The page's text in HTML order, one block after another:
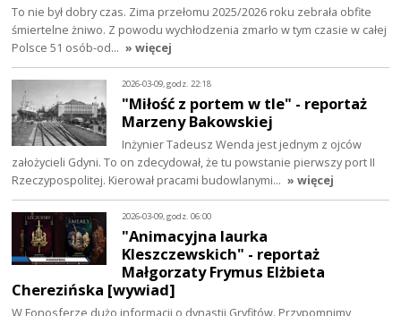
To nie był dobry czas. Zima przełomu 2025/2026 roku zebrała obfite
śmiertelne żniwo. Z powodu wychłodzenia zmarło w tym czasie w całej
Polsce 51 osób-od… » więcej
2026-03-09, godz. 22:18
"Miłość z portem w tle" - reportaż
Marzeny Bakowskiej
Inżynier Tadeusz Wenda jest jednym z ojców
założycieli Gdyni. To on zdecydował, że tu powstanie pierwszy port II
Rzeczypospolitej. Kierował pracami budowlanymi… » więcej
2026-03-09, godz. 06:00
"Animacyjna laurka
Kleszczewskich" - reportaż
Małgorzaty Frymus Elżbieta
Cherezińska [wywiad]
W Fonosferze dużo informacji o dynastii Gryfitów. Przypomnimy